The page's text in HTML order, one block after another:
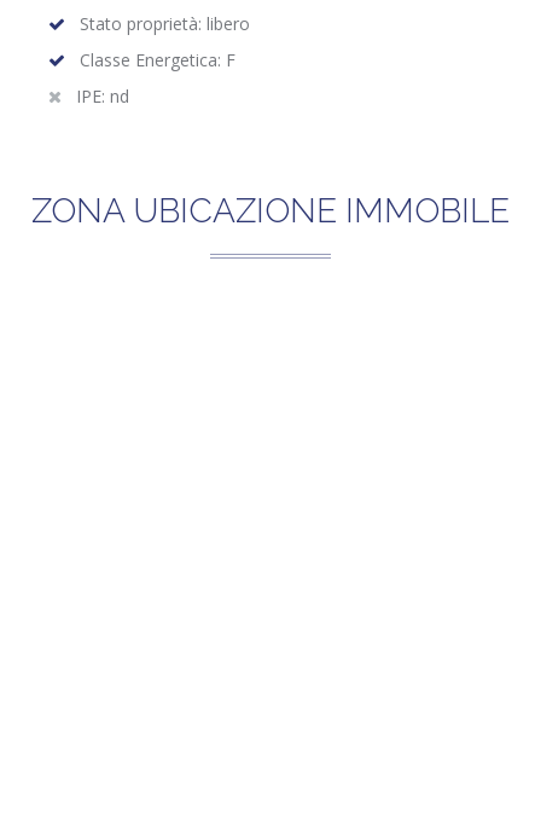
Stato proprietà: libero
Classe Energetica: F
IPE: nd
ZONA UBICAZIONE IMMOBILE